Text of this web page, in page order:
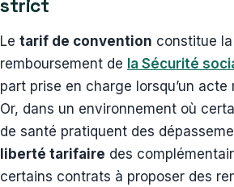
strict
Le tarif de convention constitue
remboursement de la Sécurité
part prise en charge lorsqu’un
Or, dans un environnement où
de santé pratiquent des
liberté tarifaire des
certains contrats à proposer des